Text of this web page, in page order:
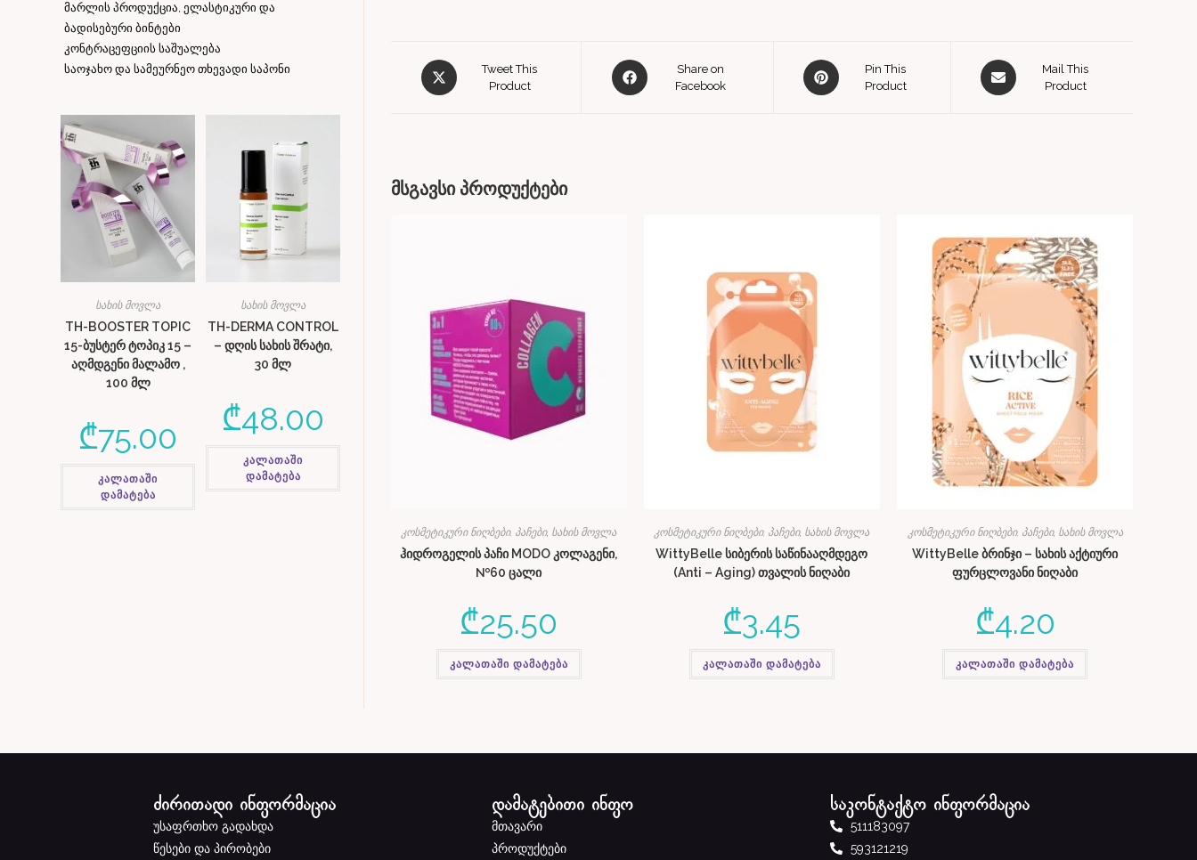
Tweet This
Product
Share on
Facebook
Pin This
Product
Mail This
Product
მსგავსი პროდუქტები
კოსმეტიკური ნიღბები, პაჩები, სახის მოვლა
ჰიდროგელის პაჩი MODO კოლაგენი,
№60 ცალი
₾25.50
კალათაში დამატება
კოსმეტიკური ნიღბები, პაჩები, სახის მოვლა
WittyBelle სიბერის საწინააღმდეგო
(Anti – Aging) თვალის ნიღაბი
₾3.45
კალათაში დამატება
კოსმეტიკური ნიღბები, პაჩები, სახის მოვლა
WittyBelle ბრინჯი – სახის აქტიური
ფურცლოვანი ნიღაბი
₾4.20
კალათაში დამატება
მარლის პროდუქცია, ელასტიკური და
ბადისებური ბინტები
კონტრაცეფციის საშუალება
საოჯახო და სამეურნეო თხევადი საპონი
სახის მოვლა
TH-BOOSTER TOPIC
15-ბუსტერ ტოპიკ 15 –
აღმდგენი მალამო ,
100 მლ
₾75.00
კალათაში
დამატება
სახის მოვლა
TH-DERMA CONTROL
– დღის სახის შრატი,
30 მლ
₾48.00
კალათაში
დამატება
ძირითადი ინფორმაცია
უსაფრთხო გადახდა
წესები და პირობები
დამატებითი ინფო
მთავარი
პროდუქტები
საკონტაქტო ინფორმაცია
511183097
593121219